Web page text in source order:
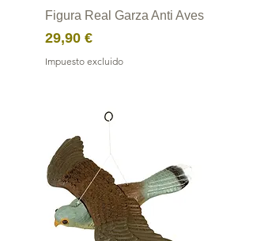
Figura Real Garza Anti Aves
Precio
29,90 €
Impuesto excluido